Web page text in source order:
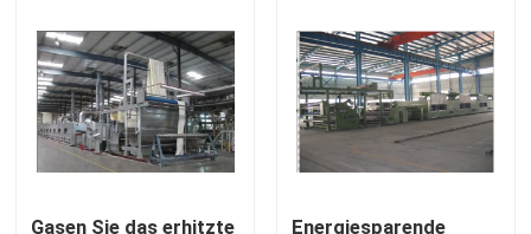
Fordern Sie ein Zitat
stenter Raffineur
Hitzeeinstellung stenter
Gasen Sie das erhitzte Energiesparende